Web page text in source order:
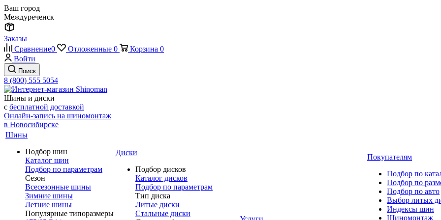
Ваш город
Междуреченск
Заказы
Сравнение0 Отложенные 0 Корзина 0
Войти
Поиск
8 (800) 555 5054
Шины и диски
с бесплатной доставкой
Онлайн-запись на шиномонтаж
в Новосибирске
Шины
Подбор шин
Каталог шин
Подбор по параметрам
Сезон
Всесезонные шины
Зимние шины
Летние шины
Популярные типоразмеры
Диски
Подбор дисков
Каталог дисков
Подбор по параметрам
Тип диска
Литые диски
Стальные диски
Покупателям
Подбор по
Подбор по
Подбор по авто
Выбор литых
Индексы шин
Шиномонтаж